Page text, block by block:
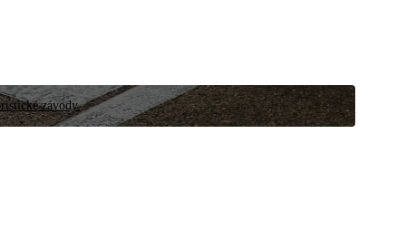
závody.